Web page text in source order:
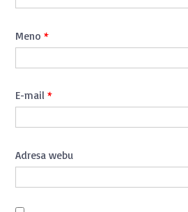
Meno *
E-mail *
Adresa webu